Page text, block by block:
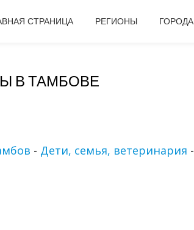
СТРАНИЦА РЕГИОНЫ ГОРОДА
В ТАМБОВЕ
- Дети, семья, ветеринария -